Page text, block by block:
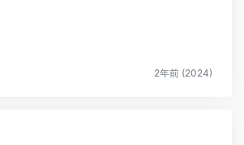
2年前 (2024)